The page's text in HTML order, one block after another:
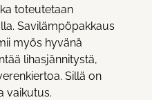
toteutetaan
Savilämpöpakkaus
myös hyvänä
lihasjännitystä,
Sillä on
vaikutus.